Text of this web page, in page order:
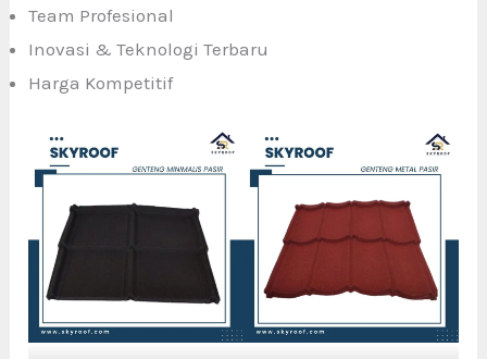
Team Profesional
Inovasi & Teknologi Terbaru
Harga Kompetitif